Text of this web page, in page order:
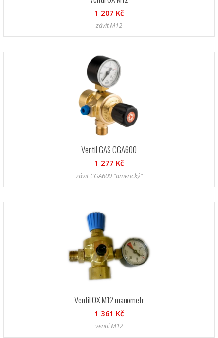
1 207 Kč
závit M12
Ventil GAS CGA600
1 277 Kč
závit CGA600 "americký"
Ventil OX M12 manometr
1 361 Kč
ventil M12